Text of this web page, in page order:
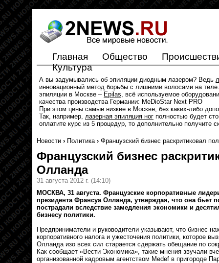
Главная Общество
Культура
А вы задумывались об эпиляции диодным лазером? Ведь
инновационный метод борьбы с лишними волосами на
эпиляции в Москве – Epilas, всё используемое
качества производства Германии: MeDioStar Next PRO
При этом цены самые низкие в Москве, без каких-либо
Так, например, лазерная эпиляция ног полностью будет
оплатите курс из 5 процедур, то дополнительно получите
Новости › Политика › Французский бизнес раскритиковал
Французский бизнес
Олланда
31 августа 2012 г. (14:10)
МОСКВА, 31 августа. Французские корпоративные
президента Франсуа Олланда, утверждая, что она бьет
пострадали вследствие замедления экономики и
бизнесу политики.
Предприниматели и руководители указывают, что бизнес
корпоративного налога и ужесточения политики, которое
Олланда изо всех сил старается сдержать обещание по
Как сообщает «Вести Экономика», такие мнения звучали
организованной кадровым агентством Medef в пригороде